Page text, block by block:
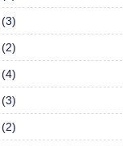
(3)
(2)
(4)
(3)
(2)